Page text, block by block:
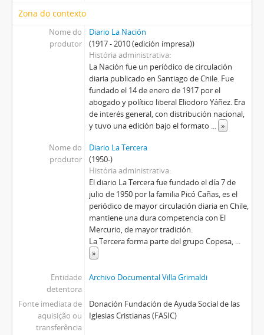
Zona do contexto
Nome do
produtor
Diario La Nación
(1917 - 2010 (edición impresa))
História administrativa
La Nación fue un periódico de circulación
diaria publicado en Santiago de Chile. Fue
fundado el 14 de enero de 1917 por el
abogado y político liberal Eliodoro Yáñez. Era
de interés general, con distribución nacional,
y tuvo una edición bajo el formato ... »
Nome do
produtor
Diario La Tercera
(1950-)
História administrativa
El diario La Tercera fue fundado el día 7 de
julio de 1950 por la familia Picó Cañas, es el
periódico de mayor circulación diaria en Chile,
mantiene una dura competencia con El
Mercurio, de mayor tradición.
La Tercera forma parte del grupo Copesa, ...
»
Entidade
detentora
Archivo Documental Villa Grimaldi
Fonte imediata de
aquisição ou
transferência
Donación Fundación de Ayuda Social de las
Iglesias Cristianas (FASIC)